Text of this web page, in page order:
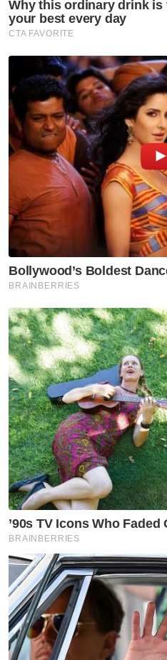
GLOBAL
Nyamuk
Nile'
GLOBAL
Korea
anjing
cecah
GLOBAL
Prabowo
gagal ke
GLOBAL
empat
tisu basah